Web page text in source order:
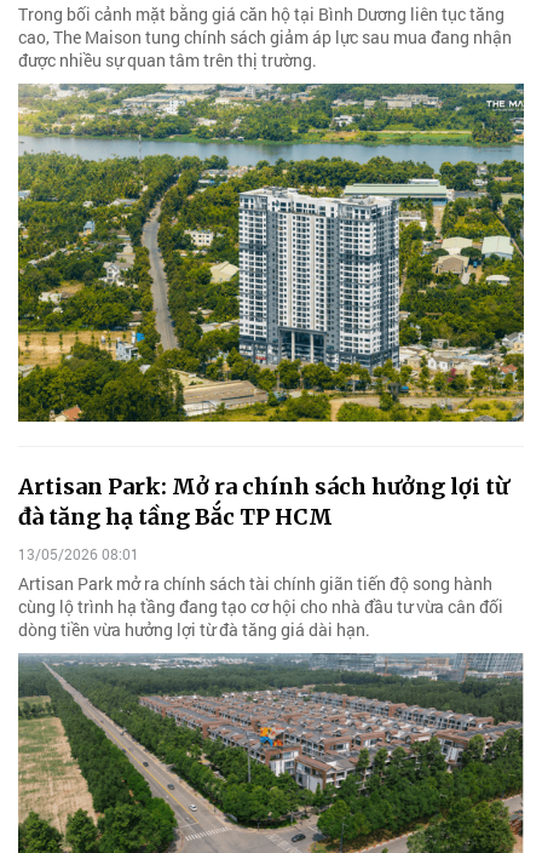
Trong bối cảnh mặt bằng giá căn hộ tại Bình Dương liên tục tăng
cao, The Maison tung chính sách giảm áp lực sau mua đang nhận
được nhiều sự quan tâm trên thị trường.
Artisan Park: Mở ra chính sách hưởng lợi từ
đà tăng hạ tầng Bắc TP HCM
13/05/2026 08:01
Artisan Park mở ra chính sách tài chính giãn tiến độ song hành
cùng lộ trình hạ tầng đang tạo cơ hội cho nhà đầu tư vừa cân đối
dòng tiền vừa hưởng lợi từ đà tăng giá dài hạn.